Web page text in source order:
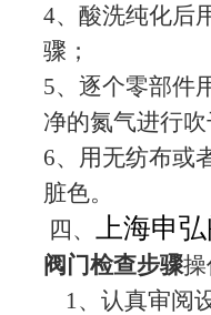
4、酸洗纯化后
骤；
5、逐个零部件
净的氮气进行
6、用无纺布或
脏色。
四、
上海申
阀门检查步骤
1、认真审阅